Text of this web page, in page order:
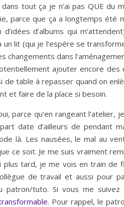
tout ça je n’ai pas QUE du
parce que ça a longtemps été
d’albums qui
lit (qui je l’espère se
changements dans
ajouter encore des
table à repasser quand on
et faire de la place si besoin.
parce qu’en rangeant l’atelier,
date d’ailleurs de pendant
là. Les nausées, le mal au
ce soit. Je me suis vraiment
plus tard, je me vois en train de
de travail et aussi pour
patron/tuto. Si vous me suivez
. Pour rappel, le